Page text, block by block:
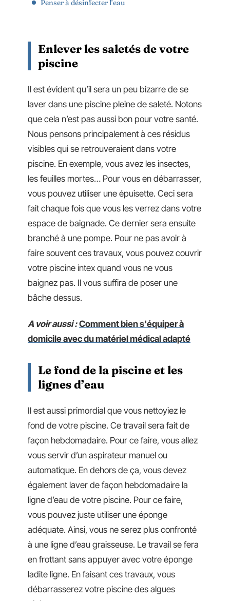
Penser à désinfecter l’eau
Enlever les saletés de votre
piscine
Il est évident qu’il sera un peu bizarre de se
laver dans une piscine pleine de saleté. Notons
que cela n’est pas aussi bon pour votre santé.
Nous pensons principalement à ces résidus
visibles qui se retrouveraient dans votre
piscine. En exemple, vous avez les insectes,
les feuilles mortes… Pour vous en débarrasser,
vous pouvez utiliser une épuisette. Ceci sera
fait chaque fois que vous les verrez dans votre
espace de baignade. Ce dernier sera ensuite
branché à une pompe. Pour ne pas avoir à
faire souvent ces travaux, vous pouvez couvrir
votre piscine intex quand vous ne vous
baignez pas. Il vous suffira de poser une
bâche dessus.
A voir aussi : Comment bien s'équiper à
domicile avec du matériel médical adapté
Le fond de la piscine et les
lignes d’eau
Il est aussi primordial que vous nettoyiez le
fond de votre piscine. Ce travail sera fait de
façon hebdomadaire. Pour ce faire, vous allez
vous servir d’un aspirateur manuel ou
automatique. En dehors de ça, vous devez
également laver de façon hebdomadaire la
ligne d’eau de votre piscine. Pour ce faire,
vous pouvez juste utiliser une éponge
adéquate. Ainsi, vous ne serez plus confronté
à une ligne d’eau graisseuse. Le travail se fera
en frottant sans appuyer avec votre éponge
ladite ligne. En faisant ces travaux, vous
débarrasserez votre piscine des algues